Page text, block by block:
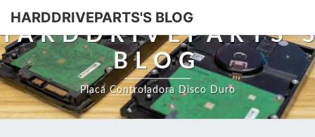
HARDDRIVEPARTS'S BLOG
BLOG
Placa Controladora Disco Duro